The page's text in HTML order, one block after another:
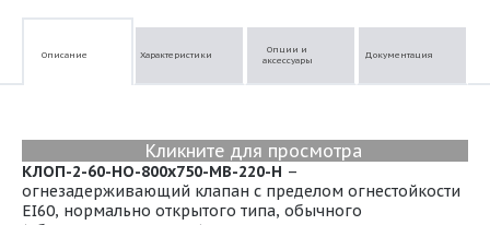
Описание Характеристики
Опции и
аксессуары
Документация
Кликните для просмотра
КЛОП-2-60-НО-800х750-МВ-220-Н –
огнезадерживающий клапан с пределом огнестойкости
EI60, нормально открытого типа, обычного